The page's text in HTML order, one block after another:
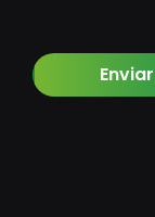
Enviar